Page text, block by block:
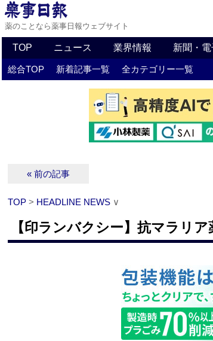
薬のことなら薬事日報ウェブサイト
TOP ニュース 業界情報 新聞・電
総合TOP 新着記事一覧 全カテゴリー一覧
« 前の記事
TOP > HEADLINE NEWS ∨
【印ランバクシー】抗マラリ